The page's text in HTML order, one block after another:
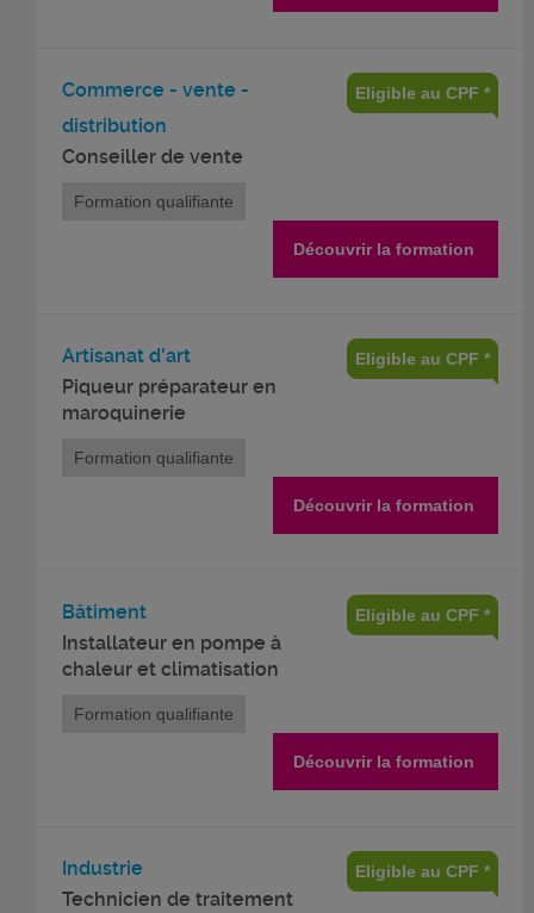
Commerce - vente -
distribution
Conseiller de vente
Eligible au CPF *
Formation qualifiante
Découvrir la formation
Artisanat d'art
Piqueur préparateur en
maroquinerie
Eligible au CPF *
Formation qualifiante
Découvrir la formation
Bâtiment
Installateur en pompe à
chaleur et climatisation
Eligible au CPF *
Formation qualifiante
Découvrir la formation
Industrie
Technicien de traitement
Eligible au CPF *